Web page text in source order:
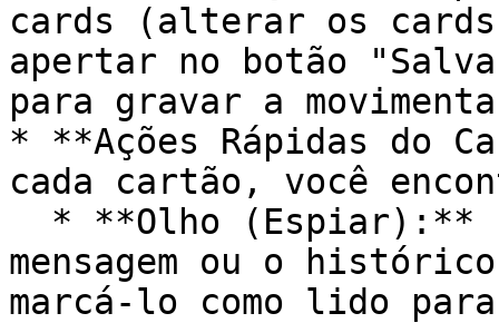
cards (alterar os
apertar no botão
para gravar a
* **Ações Rápidas do
cada cartão, você
mensagem ou o
marcá-lo como lido